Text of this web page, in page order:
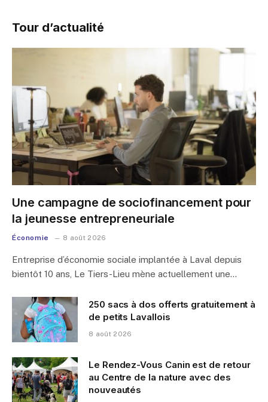
Tour d’actualité
Une campagne de sociofinancement pour
la jeunesse entrepreneuriale
Économie 8 août 2026
Entreprise d’économie sociale implantée à Laval depuis
bientôt 10 ans, Le Tiers-Lieu mène actuellement une…
250 sacs à dos offerts gratuitement à
de petits Lavallois
8 août 2026
Le Rendez-Vous Canin est de retour
au Centre de la nature avec des
nouveautés